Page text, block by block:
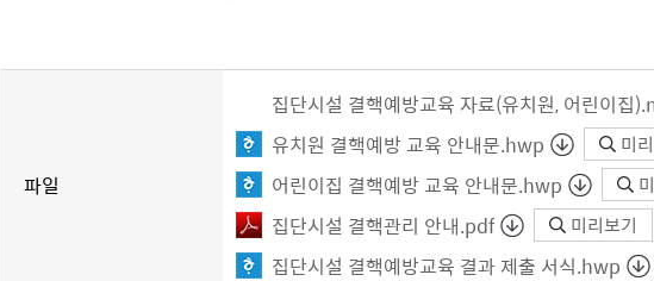
파일
집단시설 결핵예방교육 자료(유치원, 어린이집
유치원 결핵예방 교육 안내문.hwp 미
어린이집 결핵예방 교육 안내문.hwp
집단시설 결핵관리 안내.pdf 미리보기
집단시설 결핵예방교육 결과 제출 서식.hwp